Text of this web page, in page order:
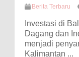
Berita Terbaru
Investasi di
Dagang dan
menjadi
Kalimantan ...